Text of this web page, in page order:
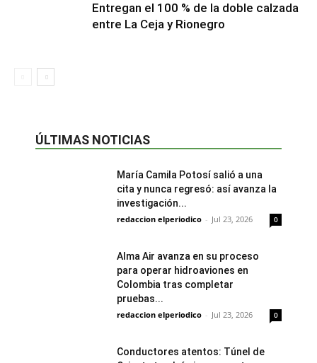
Entregan el 100 % de la doble calzada
entre La Ceja y Rionegro
ÚLTIMAS NOTICIAS
María Camila Potosí salió a una
cita y nunca regresó: así avanza la
investigación...
redaccion elperiodico - Jul 23, 2026 0
Alma Air avanza en su proceso
para operar hidroaviones en
Colombia tras completar
pruebas...
redaccion elperiodico - Jul 23, 2026 0
Conductores atentos: Túnel de